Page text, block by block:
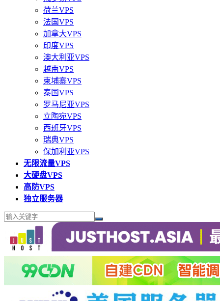
荷兰VPS
法国VPS
加拿大VPS
印度VPS
澳大利亚VPS
越南VPS
柬埔寨VPS
泰国VPS
罗马尼亚VPS
立陶宛VPS
西班牙VPS
瑞典VPS
保加利亚VPS
无限流量VPS
大硬盘VPS
高防VPS
独立服务器